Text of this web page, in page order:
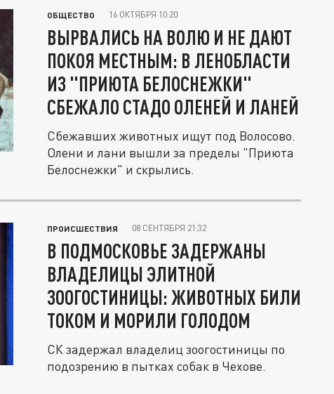
ОБЩЕСТВО 16 ОКТЯБРЯ 10:20
ВЫРВАЛИСЬ НА ВОЛЮ И НЕ ДАЮТ
ПОКОЯ МЕСТНЫМ: В ЛЕНОБЛАСТИ
ИЗ "ПРИЮТА БЕЛОСНЕЖКИ"
СБЕЖАЛО СТАДО ОЛЕНЕЙ И ЛАНЕЙ
Сбежавших животных ищут под Волосово.
Олени и лани вышли за пределы "Приюта
Белоснежки" и скрылись.
ПРОИСШЕСТВИЯ 08 СЕНТЯБРЯ 21:32
В ПОДМОСКОВЬЕ ЗАДЕРЖАНЫ
ВЛАДЕЛИЦЫ ЭЛИТНОЙ
ЗООГОСТИНИЦЫ: ЖИВОТНЫХ БИЛИ
ТОКОМ И МОРИЛИ ГОЛОДОМ
СК задержал владелиц зоогостиницы по
подозрению в пытках собак в Чехове.